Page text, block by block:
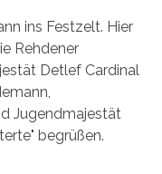
ins Festzelt. Hier
Rehdener
Detlef Cardinal
Jugendmajestät
begrüßen.